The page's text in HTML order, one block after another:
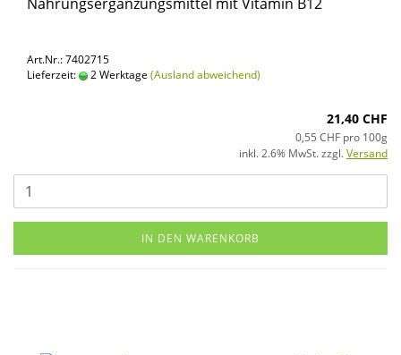
Art.Nr.: 7402715
Lieferzeit:
2 Werktage (Ausland abweichend)
21,40 CHF
0,55 CHF pro 100g
inkl. 2.6% MwSt. zzgl.Versand
IN DEN WARENKORB